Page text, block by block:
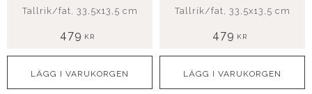
Tallrik/fat, 33,5x13,5 cm
479 KR
Tallrik/fat, 33,5x13,5 cm
479 KR